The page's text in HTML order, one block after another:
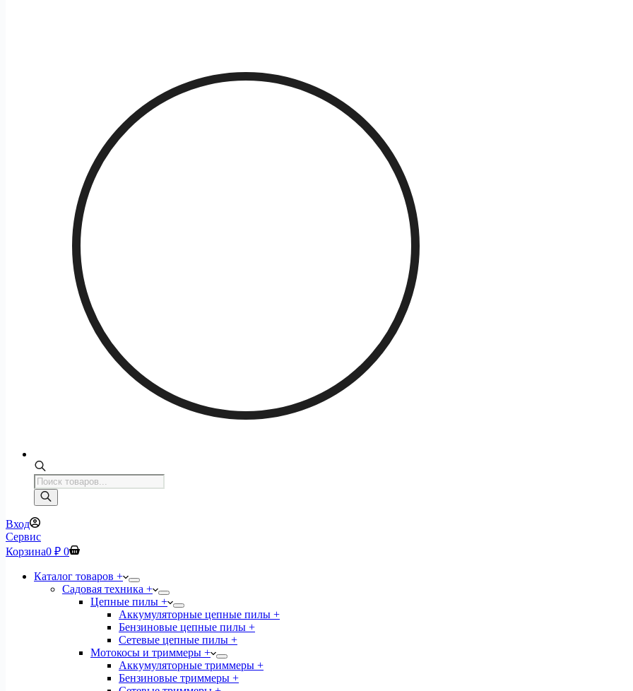
Поиск
товаров
Вход
Сервис
Корзина0 ₽ 0
Каталог товаров +
Садовая техника +
Цепные пилы +
Аккумуляторные цепные пилы +
Бензиновые цепные пилы +
Сетевые цепные пилы +
Мотокосы и триммеры +
Аккумуляторные триммеры +
Бензиновые триммеры +